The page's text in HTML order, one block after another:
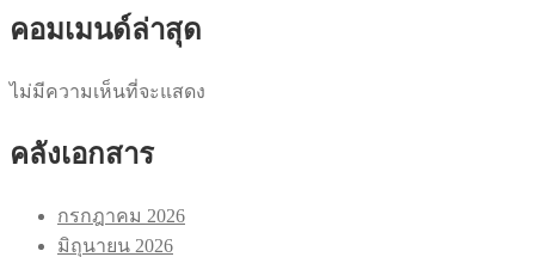
คอมเมนด์ล่าสุด
ไม่มีความเห็นที่จะแสดง
คลังเอกสาร
กรกฎาคม 2026
มิถุนายน 2026